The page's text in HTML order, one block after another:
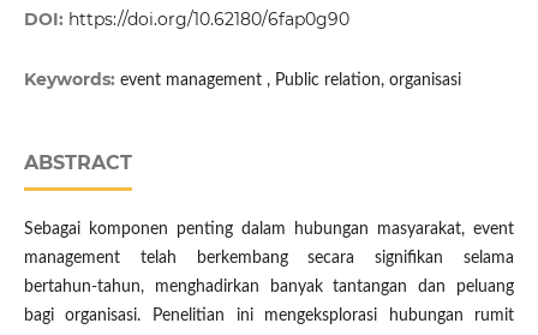
DOI: https://doi.org/10.62180/6fap0g90
Keywords: event management , Public relation, organisasi
ABSTRACT
Sebagai komponen penting dalam hubungan masyarakat, event
management telah berkembang secara signifikan selama
bertahun-tahun, menghadirkan banyak tantangan dan peluang
bagi organisasi. Penelitian ini mengeksplorasi hubungan rumit